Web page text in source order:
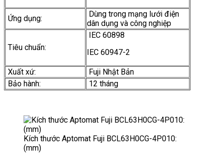
Ứng dụng:
Dùng trong mạng lưới điện
dân dụng và công nghiệp
Tiêu chuẩn:
IEC 60898
IEC 60947-2
Xuất xứ:
Fuji Nhật Bản
Bảo hành:
12 tháng
Kích thước Aptomat Fuji BCL63H0CG-4P010:
(mm)